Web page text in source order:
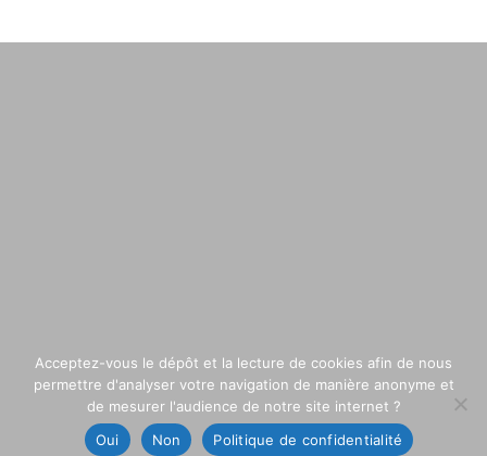
Acceptez-vous le dépôt et la lecture de cookies afin de nous
permettre d'analyser votre navigation de manière anonyme et
de mesurer l'audience de notre site internet ?
Oui
Non Politique de confidentialité